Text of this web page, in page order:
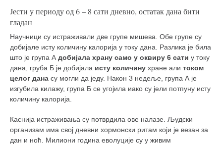
Јести у периоду од 6 – 8 сати дневно, остатак дана бити
гладан
Научници су истраживали две групе мишева. Обе групе су
добијале исту количину калорија у току дана. Разлика је била
што је група А добијала храну само у оквиру 6 сати у току
дана, груба Б је добијала исту количину хране али током
целог дана су могли да једу. Након 3 недеље, група А је
изгубила килажу, група Б се угојила иако су јели потпуну исту
количину калорија.
Каснија истраживања су потврдила ове налазе. Људски
организам има свој дневни хормонски ритам који је везан за
дан и ноћ. Милиони година еволуције су у живим